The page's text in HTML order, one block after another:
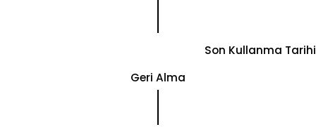
Son Kullanma Tarihi
Geri Alma